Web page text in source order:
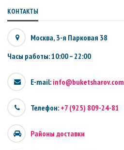
КОНТАКТЫ
Москва, 3-я Парковая 38
Часы работы: 10:00 – 22:00
E-mail: info@buketsharov.com
Телефон: +7 (925) 809-24-81
Районы доставки